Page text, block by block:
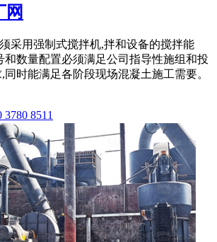
网
采用强制式搅拌机,拌和设备的搅拌能
和数量配置必须满足公司指导性施组和投
同时能满足各阶段现场混凝土施工需要。
8511